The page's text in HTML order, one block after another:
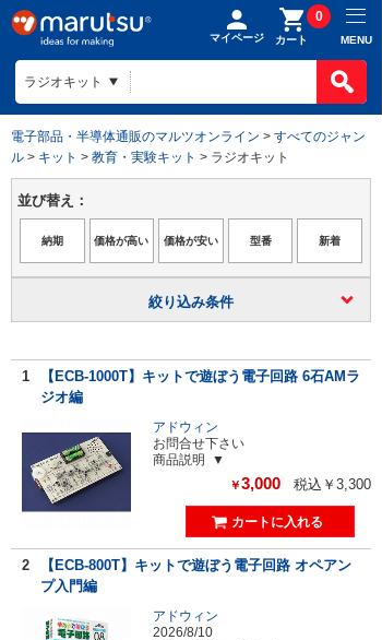
マイページ カート
0
MENU
電子部品・半導体通販のマルツオンライン > すべてのジャン
ル > キット > 教育・実験キット > ラジオキット
並び替え：
絞り込み条件
1
【ECB-1000T】キットで遊ぼう電子回路 6石AMラ
ジオ編
アドウィン
お問合せ下さい
商品説明
￥3,000 税込￥3,300
2
【ECB-800T】キットで遊ぼう電子回路 オペアン
プ入門編
アドウィン
2026/8/10